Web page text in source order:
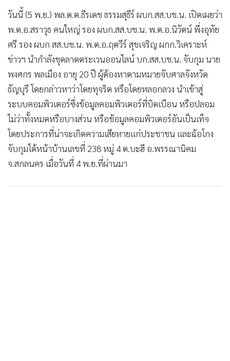
• อาชญากรรม
• Motoring
• เกม
• วิทยาศาสตร์
• SMEs
• หุ้น
• อินโดจีน
•
กองทุนรวม
•
Celeb Online
• Factcheck
วันนี้ (5 พ.ย.) พล.ต.ต.ธีรเดช ธรรมสุธีร์ ผบก.สส.บช.น. เปิดเผยว่า
พ.ต.อ.สราวุธ คนใหญ่ รอง ผบก.สส.บช.น. พ.ต.อ.นิวัตน์ พึ่งอุทัย
ศรี รอง ผบก สส.บช.น. พ.ต.อ.ฤตวีร์ สุขเจริญ ผกก.วิเคราะห์
ข่าวฯ นำกำลังชุดลาดตระเวนออนไลน์ บก.สส.บช.น. จับกุม นาย
พงศกร พลเมือง อายุ 20 ปี ผู้ต้องหาตามหมายจับศาลจังหวัด
ธัญบุรี โดยกล่าวหาว่าโดยทุจริต หรือโดยหลอกลวง นำเข้าสู่
ระบบคอมพิวเตอร์ซึ่งข้อมูลคอมพิวเตอร์ที่บิดเบือน หรือปลอม
ไม่ว่าทั้งหมดหรือบางส่วน หรือข้อมูลคอมพิวเตอร์อันเป็นเท็จ
โดยประการที่น่าจะเกิดความเสียหายแก่ประชาชน และฉ้อโกง
จับกุมได้หน้าบ้านเลขที่ 238 หมู่ 4 ต.บะฮี อ.พรรณานิคม
จ.สกลนคร เมื่อวันที่ 4 พ.ย.ที่ผ่านมา